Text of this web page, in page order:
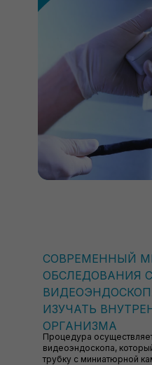
СОВРЕМЕННЫЙ
ОБСЛЕДОВАНИЯ
ИЗУЧАТЬ
ОРГАНИЗМА
Процедура
видеоэндоскопа,
трубку с миниатюрной